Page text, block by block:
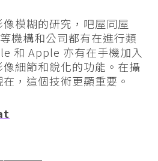
模糊的研究，吧屋同屋
機構和公司都有在進行類
和 Apple 亦有在手機加入
細節和銳化的功能。在攝
，這個技術更顯重要。